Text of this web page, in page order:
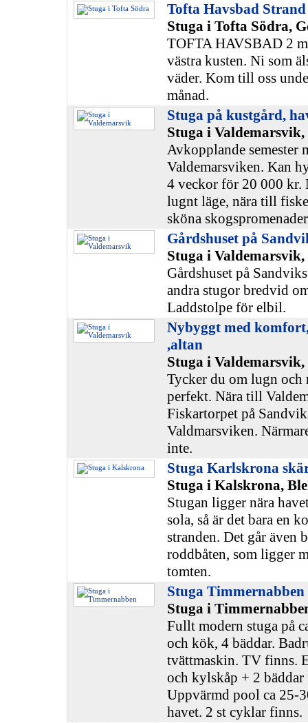
Tofta Havsbad Strand
Stuga i Tofta Södra,
TOFTA HAVSBAD 2
västra kusten. Ni som
väder. Kom till oss
månad.
Stuga på kustgård,
Stuga i
Avkopplande semester
Valdemarsviken. Kan
4 veckor för 20 000 kr.
lugnt läge, nära till
sköna
Gårdshuset på
Stuga i
Gårdshuset på
andra stugor bredvid
Laddstolpe för elbil.
Nybyggt med
,altan
Stuga i
Tycker du om lugn och
perfekt. Nära till
Fiskartorpet på
Valdmarsviken.
inte.
Stuga Karlskrona
Stuga i Kalskrona,
Stugan ligger nära
sola, så är det bara en
stranden. Det går även
roddbåten, som ligger
tomten.
Stuga Timmernabben
Stuga i
Fullt modern stuga på
och kök, 4 bäddar.
tvättmaskin. TV finns.
och kylskåp + 2
Uppvärmd pool ca 25-
havet. 2 st cyklar finns.